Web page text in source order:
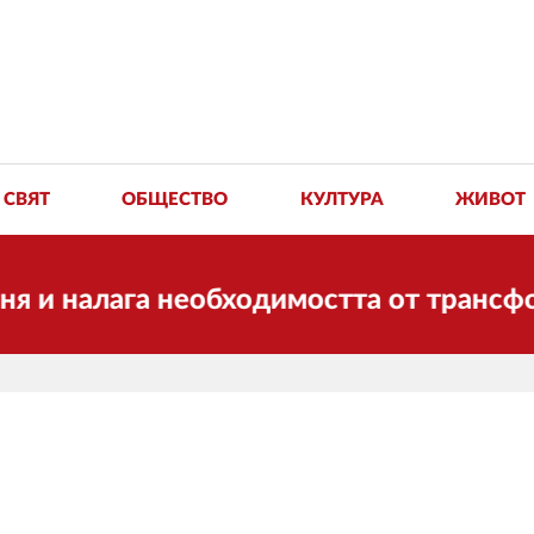
СВЯТ ОБЩЕСТВО КУЛТУРА ЖИВОТ
необходимостта от